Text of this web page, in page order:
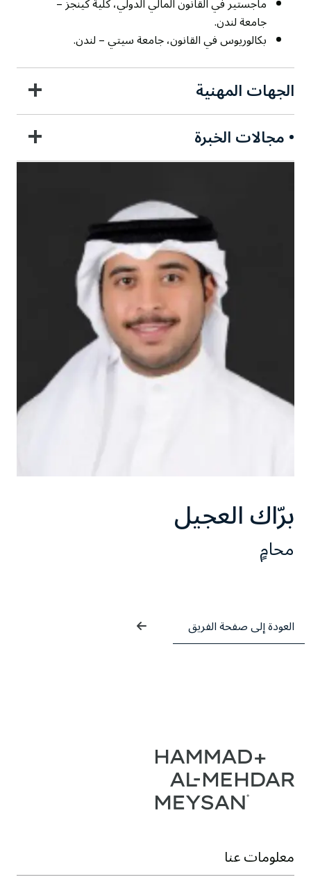
برّاك العجيل
محامٍ
جامعة لندن.
بكالوريوس في القانون، جامعة سيتي – لندن.
الجهات المهنية +
• مجالات الخبرة +
العودة إلى صفحة الفريق
معلومات عنا